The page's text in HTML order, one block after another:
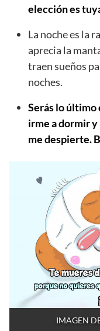
elección es
La noche es la
aprecia la
traen sueños
noches.
Serás lo último
irme a dormir
me despierte.
IMAGEN